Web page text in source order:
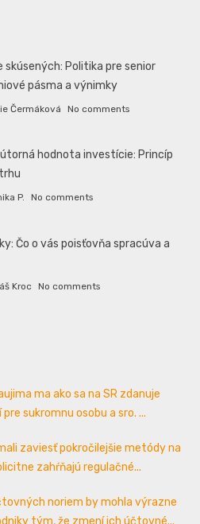
skúsených: Politika pre senior
pásma a výnimky
Čermáková No comments
hodnota investície: Princíp
P. No comments
Čo o vás poisťovňa spracúva a
Kroc No comments
ma ako sa na SR zdanuje
sukromnu osobu a sro. ...
zaviesť pokročilejšie metódy na
zahŕňajú regulačné...
noriem by mohla výrazne
tým, že zmení ich účtovné...